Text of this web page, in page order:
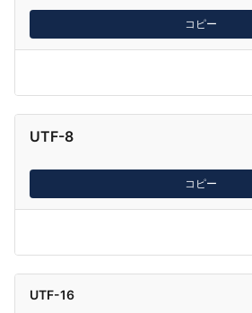
コピー
UTF-8
コピー
UTF-16